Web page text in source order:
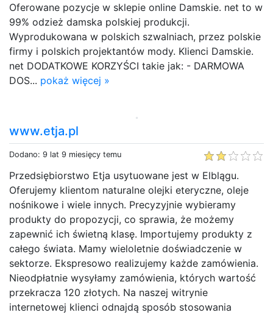
Oferowane pozycje w sklepie online Damskie. net to w
99% odzież damska polskiej produkcji.
Wyprodukowana w polskich szwalniach, przez polskie
firmy i polskich projektantów mody. Klienci Damskie.
net DODATKOWE KORZYŚCI takie jak: - DARMOWA
DOS... pokaż więcej »
www.etja.pl
Dodano: 9 lat 9 miesięcy temu
Przedsiębiorstwo Etja usytuowane jest w Elblągu.
Oferujemy klientom naturalne olejki eteryczne, oleje
nośnikowe i wiele innych. Precyzyjnie wybieramy
produkty do propozycji, co sprawia, że możemy
zapewnić ich świetną klasę. Importujemy produkty z
całego świata. Mamy wieloletnie doświadczenie w
sektorze. Ekspresowo realizujemy każde zamówienia.
Nieodpłatnie wysyłamy zamówienia, których wartość
przekracza 120 złotych. Na naszej witrynie
internetowej klienci odnajdą sposób stosowania